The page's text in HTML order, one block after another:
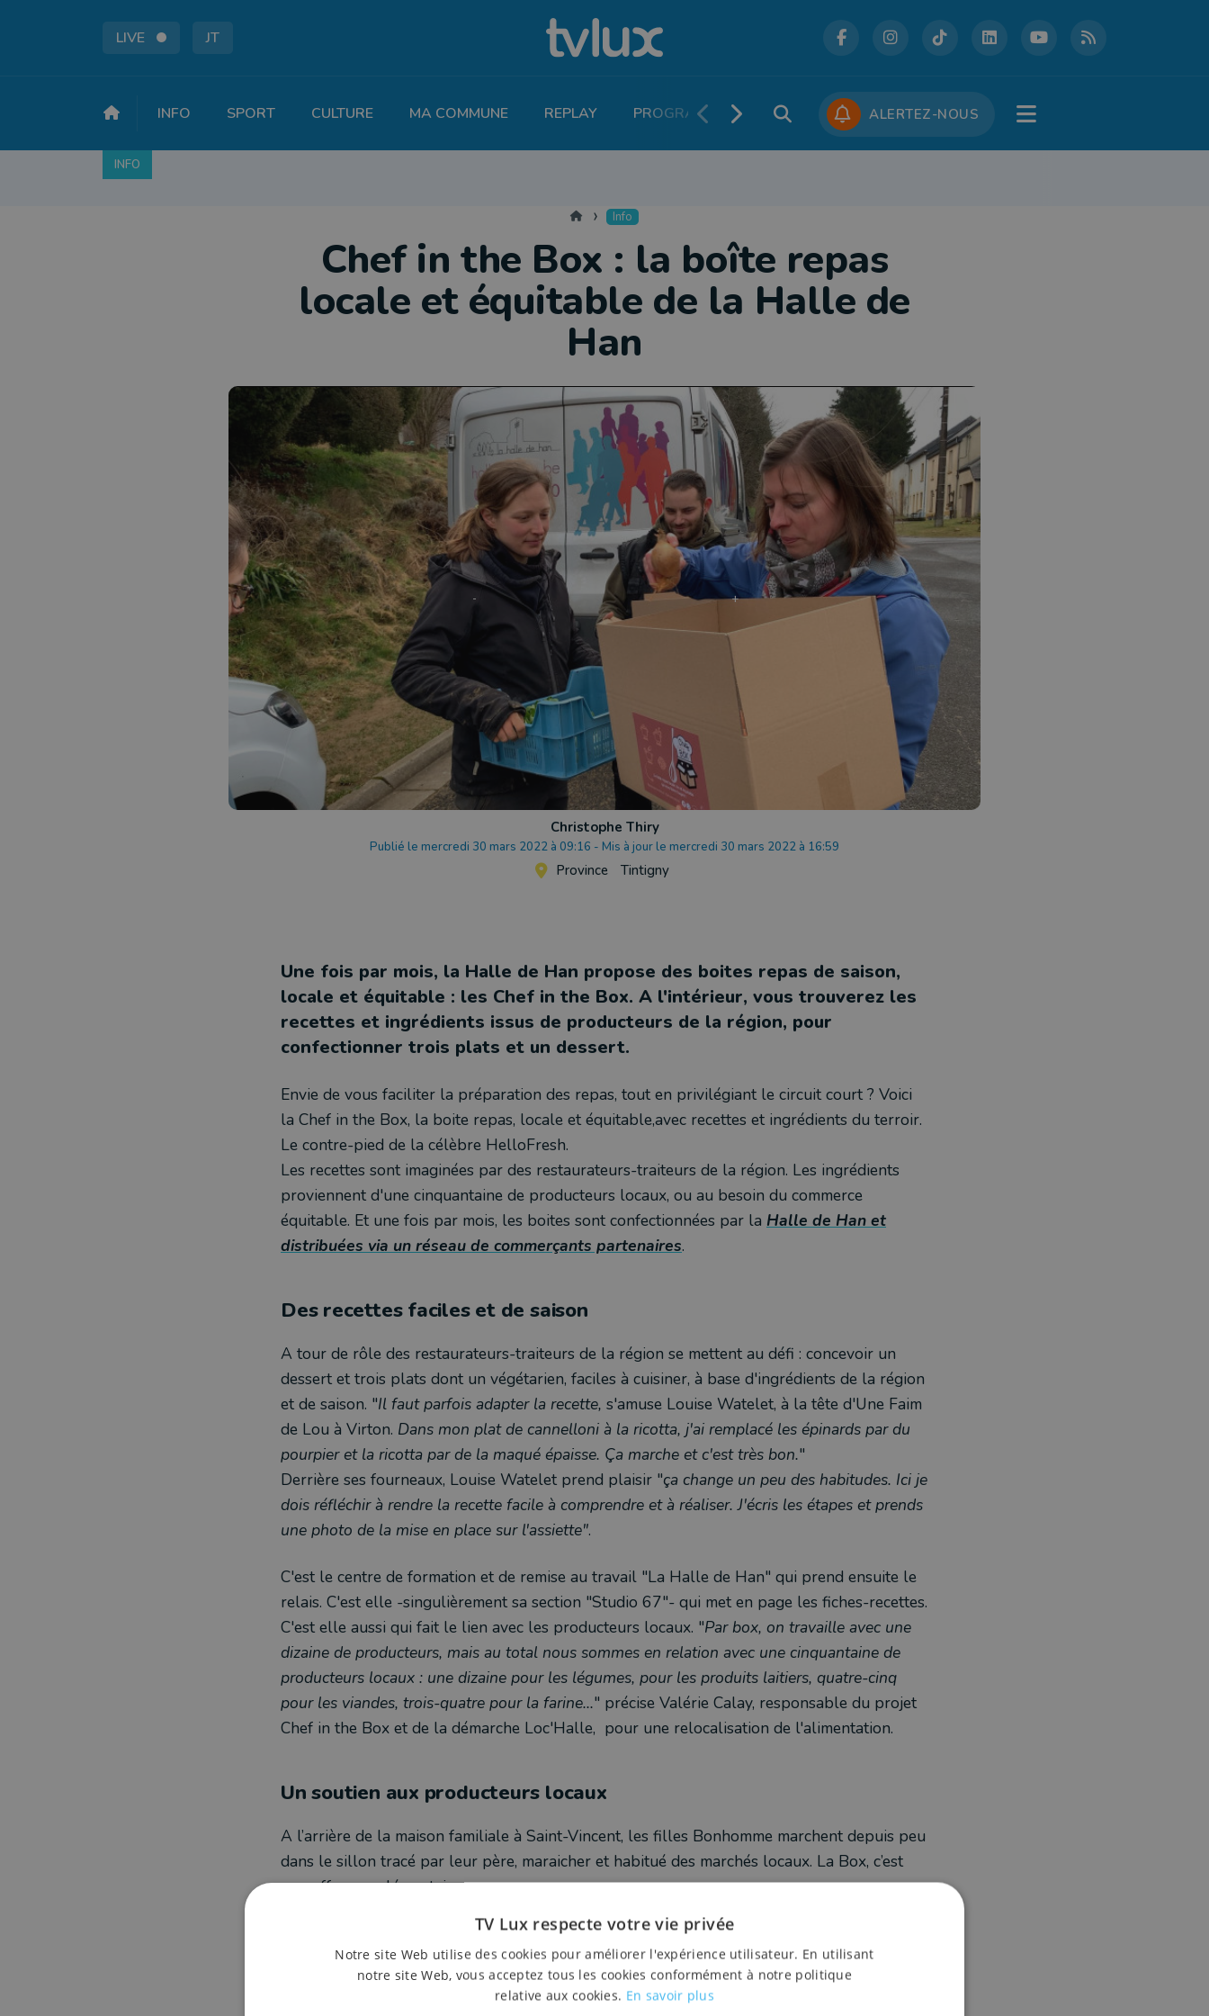
LIVE JT
INFO SPORT CULTURE MA COMMUNE REPLAY PROGRAMME TV PODCASTS CONCOURS JOBS
ALERTEZ-NOUS
INFO
Accueil Info
Chef in the Box : la boîte repas
locale et équitable de la Halle de
Han
Christophe Thiry
Publié le mercredi 30 mars 2022 à 09:16 - Mis à jour le mercredi 30 mars 2022 à 16:59
Province Tintigny
Une fois par mois, la Halle de Han propose des boites repas de saison,
locale et équitable : les Chef in the Box. A l'intérieur, vous trouverez les
recettes et ingrédients issus de producteurs de la région, pour
confectionner trois plats et un dessert.
Envie de vous faciliter la préparation des repas, tout en privilégiant le circuit court ? Voici
la Chef in the Box, la boite repas, locale et équitable,avec recettes et ingrédients du terroir.
Le contre-pied de la célèbre HelloFresh.
Les recettes sont imaginées par des restaurateurs-traiteurs de la région. Les ingrédients
proviennent d'une cinquantaine de producteurs locaux, ou au besoin du commerce
équitable. Et une fois par mois, les boites sont confectionnées par la Halle de Han et
distribuées via un réseau de commerçants partenaires.
Des recettes faciles et de saison
A tour de rôle des restaurateurs-traiteurs de la région se mettent au défi : concevoir un
dessert et trois plats dont un végétarien, faciles à cuisiner, à base d'ingrédients de la région
et de saison. "Il faut parfois adapter la recette, s'amuse Louise Watelet, à la tête d'Une Faim
de Lou à Virton. Dans mon plat de cannelloni à la ricotta, j'ai remplacé les épinards par du
pourpier et la ricotta par de la maqué épaisse. Ça marche et c'est très bon."
Derrière ses fourneaux, Louise Watelet prend plaisir "ça change un peu des habitudes. Ici je
dois réfléchir à rendre la recette facile à comprendre et à réaliser. J'écris les étapes et prends
une photo de la mise en place sur l'assiette".
C'est le centre de formation et de remise au travail "La Halle de Han" qui prend ensuite le
relais. C'est elle -singulièrement sa section "Studio 67"- qui met en page les fiches-recettes.
C'est elle aussi qui fait le lien avec les producteurs locaux. "Par box, on travaille avec une
dizaine de producteurs, mais au total nous sommes en relation avec une cinquantaine de
producteurs locaux : une dizaine pour les légumes, pour les produits laitiers, quatre-cinq
pour les viandes, trois-quatre pour la farine..." précise Valérie Calay, responsable du projet
Chef in the Box et de la démarche Loc'Halle, pour une relocalisation de l'alimentation.
Un soutien aux producteurs locaux
A l’arrière de la maison familiale à Saint-Vincent, les filles Bonhomme marchent depuis peu
dans le sillon tracé par leur père, maraicher et habitué des marchés locaux. La Box, c’est
une offre supplémentaire…
tournent vers des boites-repas, La Chef in the Box ne fait qu'agrandir le réseau
Sandrine Bonhomme.
sont disponibles une fois par mois, via une
TV Lux respecte votre vie privée
Notre site Web utilise des cookies pour améliorer l'expérience utilisateur. En utilisant
notre site Web, vous acceptez tous les cookies conformément à notre politique
relative aux cookies. En savoir plus